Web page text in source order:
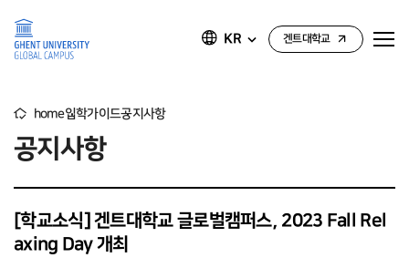
KR 겐트대학교
home입학가이드공지사항
공지사항
[학교소식] 겐트대학교 글로벌캠퍼스, 2023 Fall Rel
axing Day 개최